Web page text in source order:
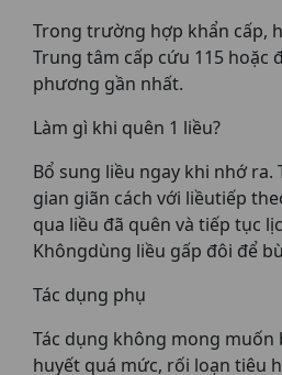
Trong trường hợp khẩn cấp,
Trung tâm cấp cứu 115 hoặc
phương gần nhất.
Làm gì khi quên 1 liều?
Bổ sung liều ngay khi nhớ ra.
gian giãn cách với liềutiếp
qua liều đã quên và tiếp tục
Khôngdùng liều gấp đôi để
Tác dụng phụ
Tác dụng không mong
huyết quá mức, rối loạn tiêu